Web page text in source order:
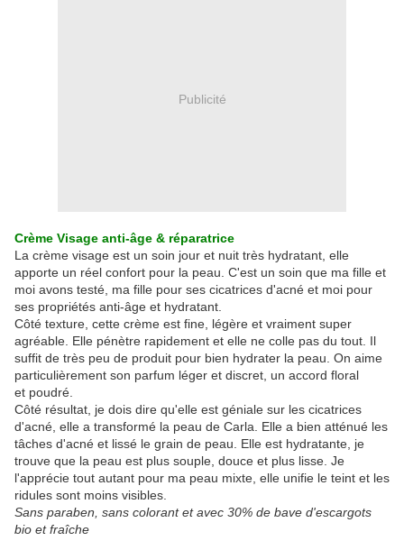
Publicité
Crème Visage anti-âge & réparatrice
La crème visage est un soin jour et nuit très hydratant, elle
apporte un réel confort pour la peau. C'est un soin que ma fille et
moi avons testé, ma fille pour ses cicatrices d'acné et moi pour
ses propriétés anti-âge et hydratant.
Côté texture, cette crème est fine, légère et vraiment super
agréable. Elle pénètre rapidement et elle ne colle pas du tout. Il
suffit de très peu de produit pour bien hydrater la peau. On aime
particulièrement son parfum léger et discret, un accord floral
et poudré.
Côté résultat, je dois dire qu'elle est géniale sur les cicatrices
d'acné, elle a transformé la peau de Carla. Elle a bien atténué les
tâches d'acné et lissé le grain de peau. Elle est hydratante, je
trouve que la peau est plus souple, douce et plus lisse. Je
l'apprécie tout autant pour ma peau mixte, elle unifie le teint et les
ridules sont moins visibles.
Sans paraben, sans colorant et avec 30% de bave d'escargots
bio et fraîche